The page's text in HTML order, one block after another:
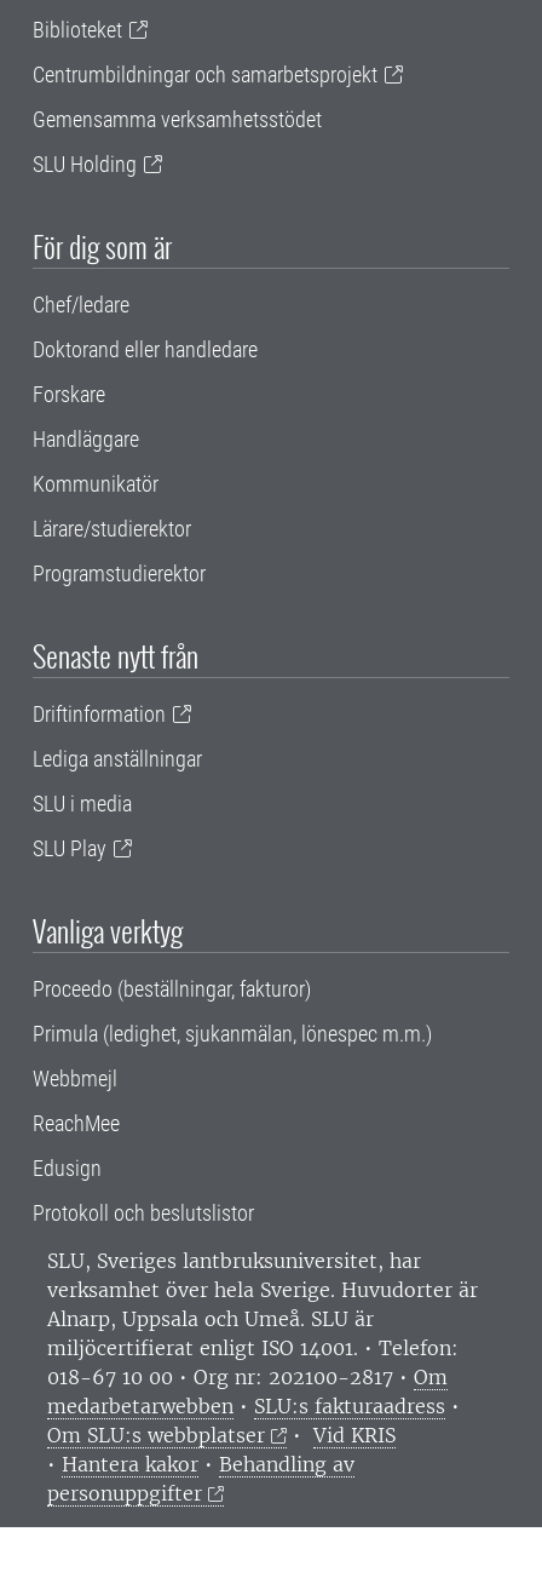
Biblioteket
Centrumbildningar och samarbetsprojekt
Gemensamma verksamhetsstödet
SLU Holding
För dig som är
Chef/ledare
Doktorand eller handledare
Forskare
Handläggare
Kommunikatör
Lärare/studierektor
Programstudierektor
Senaste nytt från
Driftinformation
Lediga anställningar
SLU i media
SLU Play
Vanliga verktyg
Proceedo (beställningar, fakturor)
Primula (ledighet, sjukanmälan, lönespec m.m.)
Webbmejl
ReachMee
Edusign
Protokoll och beslutslistor
SLU, Sveriges lantbruksuniversitet, har
verksamhet över hela Sverige. Huvudorter är
Alnarp, Uppsala och Umeå. SLU är
miljöcertifierat enligt ISO 14001. • Telefon:
018-67 10 00 • Org nr: 202100-2817 • Om
medarbetarwebben • SLU:s fakturaadress •
Om SLU:s webbplatser
•Vid KRIS
• Hantera kakor • Behandling av
personuppgifter